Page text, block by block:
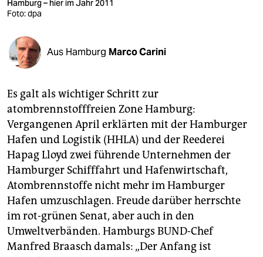
veranstaltungen
shop
fragen & hilfe
abo
genossenschaft
epaper login
Hamburg – hier im Jahr 2011
Foto: dpa
Aus Hamburg Marco Carini
Es galt als wichtiger Schritt zur
atombrennstofffreien Zone Hamburg:
Vergangenen April erklärten mit der Hamburger
Hafen und Logistik (HHLA) und der Reederei
Hapag Lloyd zwei führende Unternehmen der
Hamburger Schifffahrt und Hafenwirtschaft,
Atombrennstoffe nicht mehr im Hamburger
Hafen umzuschlagen. Freude darüber herrschte
im rot-grünen Senat, aber auch in den
Umweltverbänden. Hamburgs BUND-Chef
Manfred Braasch damals: „Der Anfang ist